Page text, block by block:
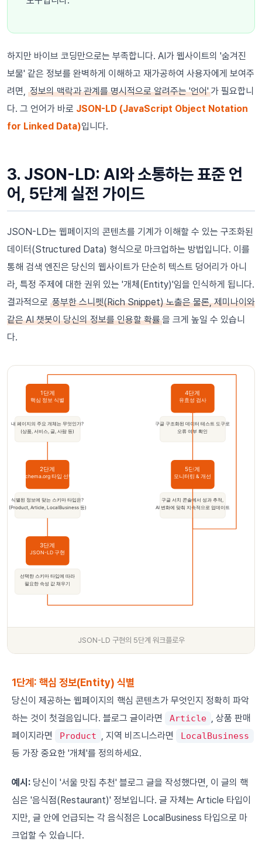
하지만 바이브 코딩만으로는 부족합니다. AI가 웹사이트의 '숨겨진
보물' 같은 정보를 완벽하게 이해하고 재가공하여 사용자에게 보여주
려면,
정보의 맥락과 관계를 명시적으로 알려주는 '언어' 가 필요합니
다. 그 언어가 바로 JSON-LD (JavaScript Object Notation
for Linked Data)입니다.
3. JSON-LD: AI와 소통하는 표준 언
어, 5단계 실전 가이드
JSON-LD는 웹페이지의 콘텐츠를 기계가 이해할 수 있는 구조화된
데이터(Structured Data) 형식으로 마크업하는 방법입니다. 이를
통해 검색 엔진은 당신의 웹사이트가 단순히 텍스트 덩어리가 아니
라, 특정 주제에 대한 권위 있는 '개체(Entity)'임을 인식하게 됩니다.
결과적으로 풍부한 스니펫(Rich Snippet) 노출은 물론, 제미나이와
같은 AI 챗봇이 당신의 정보를 인용할 확률을 크게 높일 수 있습니
다.
1단계
핵심 정보 식별
내 페이지의 주요 개체는 무엇인가?
(상품, 서비스, 글, 사람 등)
2단계
Schema.org 타입 선택
식별된 정보에 맞는 스키마 타입은?
(Product, Article, LocalBusiness 등)
3단계
JSON-LD 구현
선택한 스키마 타입에 따라
필요한 속성 값 채우기
4단계
유효성 검사
구글 구조화된 데이터 테스트 도구로
오류 여부 확인
5단계
모니터링 & 개선
구글 서치 콘솔에서 성과 추적,
AI 변화에 맞춰 지속적으로 업데이트
JSON-LD 구현의 5단계 워크플로우
1단계: 핵심 정보(Entity) 식별
당신이 제공하는 웹페이지의 핵심 콘텐츠가 무엇인지 정확히 파악
하는 것이 첫걸음입니다. 블로그 글이라면
Article , 상품 판매
페이지라면
Product , 지역 비즈니스라면 LocalBusiness
등 가장 중요한 '개체'를 정의하세요.
예시: 당신이 '서울 맛집 추천' 블로그 글을 작성했다면, 이 글의 핵
심은 '음식점(Restaurant)' 정보입니다. 글 자체는 Article 타입이
지만, 글 안에 언급되는 각 음식점은 LocalBusiness 타입으로 마
크업할 수 있습니다.